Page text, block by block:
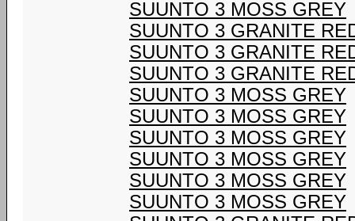
SUUNTO 3 MOSS GREY
SUUNTO 3 GRANITE
SUUNTO 3 GRANITE
SUUNTO 3 GRANITE
SUUNTO 3 MOSS GREY
SUUNTO 3 MOSS GREY
SUUNTO 3 MOSS GREY
SUUNTO 3 MOSS GREY
SUUNTO 3 MOSS GREY
SUUNTO 3 MOSS GREY